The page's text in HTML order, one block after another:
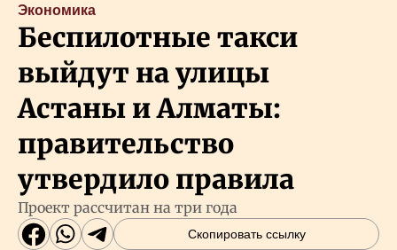
Экономика
Беспилотные такси
выйдут на улицы
Астаны и Алматы:
правительство
утвердило правила
Проект рассчитан на три года
Скопировать ссылку